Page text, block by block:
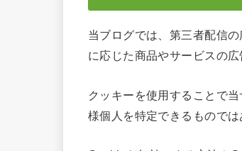
当ブログでは、第三者配信
に応じた商品やサービスの
クッキーを使用することで
様個人を特定できるものでは